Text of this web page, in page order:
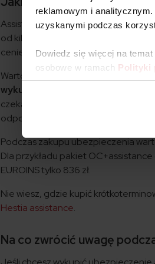
reklamowym i
uzyskanymi podczas
Dowiedz się więcej na
osobowe w ramach Polityki
Assistance za granicą
od kilku złotych za dzień. Najtańsze
cenie kilkudziesięciu złotych za
Warto jednak pamiętać, że jeśli
wykupienie
czekają liczne rabaty. Dla osób,
odpowiedniego produktu na cały rok.
Podczas zakupu ubezpieczenia
Dla przykładu pakiet
EUROINS tylko 836 zł.
Nie wiesz, gdzie kupić
Hestia assistance.
Na co zwrócić uwagę